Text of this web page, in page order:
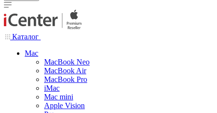
Каталог
Mac
MacBook Neo
MacBook Air
MacBook Pro
iMac
Mac mini
Apple Vision